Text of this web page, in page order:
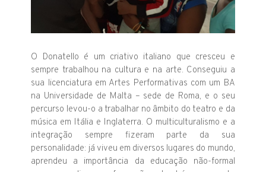
O Donatello é um criativo italiano que cresceu e
sempre trabalhou na cultura e na arte. Conseguiu a
sua licenciatura em Artes Performativas com um BA
na Universidade de Malta – sede de Roma, e o seu
percurso levou-o a trabalhar no âmbito do teatro e da
música em Itália e Inglaterra. O multiculturalismo e a
integração sempre fizeram parte da sua
personalidade: já viveu em diversos lugares do mundo,
aprendeu a importância da educação não-formal